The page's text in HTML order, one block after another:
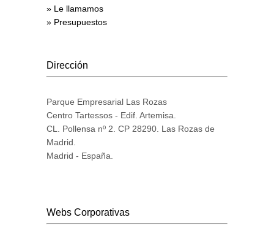
» Le llamamos
» Presupuestos
Dirección
Parque Empresarial Las Rozas
Centro Tartessos - Edif. Artemisa.
CL. Pollensa nº 2. CP 28290. Las Rozas de
Madrid.
Madrid - España.
Webs Corporativas